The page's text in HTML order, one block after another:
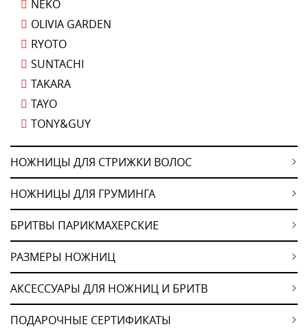
NEKO
OLIVIA GARDEN
RYOTO
SUNTACHI
TAKARA
TAYO
TONY&GUY
НОЖНИЦЫ ДЛЯ СТРИЖКИ ВОЛОС
НОЖНИЦЫ ДЛЯ ГРУМИНГА
БРИТВЫ ПАРИКМАХЕРСКИЕ
РАЗМЕРЫ НОЖНИЦ
АКСЕССУАРЫ ДЛЯ НОЖНИЦ И БРИТВ
ПОДАРОЧНЫЕ СЕРТИФИКАТЫ